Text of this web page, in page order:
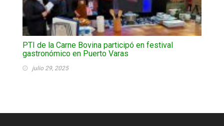
PTI de la Carne Bovina participó en festival
gastronómico en Puerto Varas
julio 29, 2025